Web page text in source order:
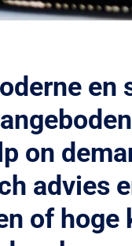
en
on
advies
of hoge